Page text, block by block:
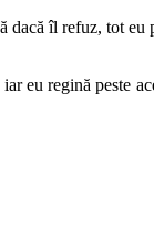
îl refuz, tot
eu regină peste